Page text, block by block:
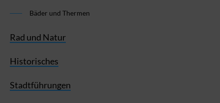
Bäder und Thermen
Rad und Natur
Historisches
Stadtführungen